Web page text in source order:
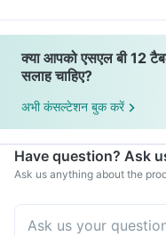
क्या आपको एसएल बी 12
सलाह चाहिए?
अभी कंसल्टेशन बुक करें
Have question? Ask
Ask us anything about the